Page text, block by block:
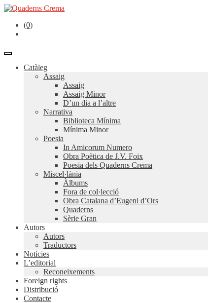
(0)
Catàleg
Assaig
Assaig
Assaig Minor
D’un dia a l’altre
Narrativa
Biblioteca Mínima
Mínima Minor
Poesia
In Amicorum Numero
Obra Poètica de J.V. Foix
Poesia dels Quaderns Crema
Miscel·lània
Àlbums
Fora de col·lecció
Obra Catalana d’Eugeni d’Ors
Quaderns
Sèrie Gran
Autors
Autors
Traductors
Notícies
L’editorial
Reconeixements
Foreign rights
Distribució
Contacte